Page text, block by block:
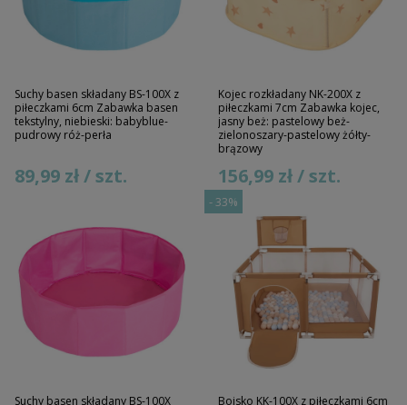
Suchy basen składany BS-100X z
piłeczkami 6cm Zabawka basen
tekstylny, niebieski: babyblue-
pudrowy róż-perła
89,99 zł / szt.
Kojec rozkładany NK-200X z
piłeczkami 7cm Zabawka kojec,
jasny beż: pastelowy beż-
zielonoszary-pastelowy żółty-
brązowy
156,99 zł / szt.
Suchy basen składany BS-100X
- 33%
Boisko KK-100X z piłeczkami 6cm